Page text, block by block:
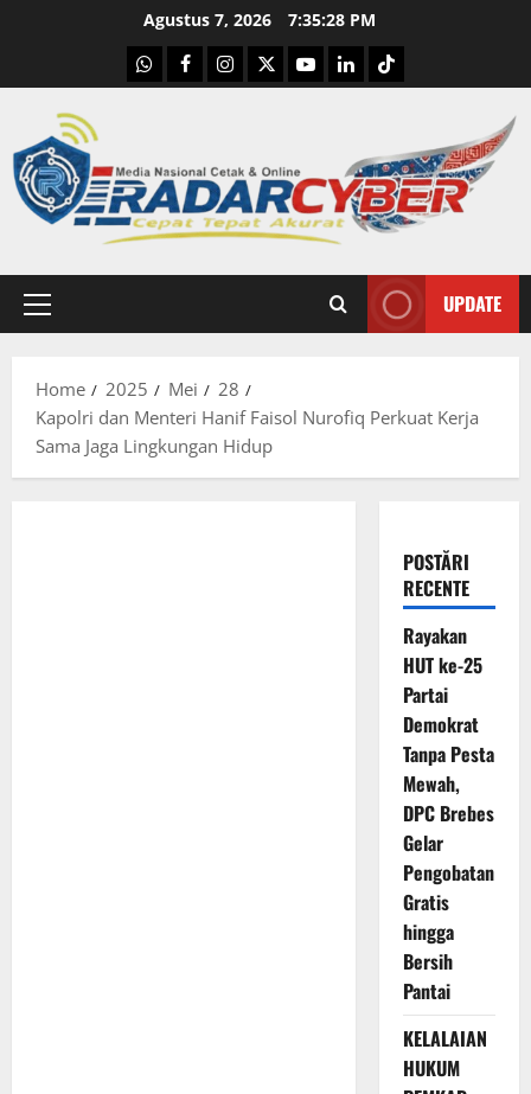
Agustus 7, 2026 7:35:29 PM
WhatsApp
Facebook
Instagram
X YoutubelinkedinTiktok
Primary
UPDATE
Home 2025 Mei
28
Kapolri dan Menteri Hanif Faisol Nurofiq Perkuat Kerja
Sama Jaga Lingkungan Hidup
POSTĂRI
RECENTE
Rayakan
HUT ke-25
Partai
Demokrat
Tanpa Pesta
Mewah,
DPC Brebes
Gelar
Pengobatan
Gratis
hingga
Bersih
Pantai
KELALAIAN
HUKUM